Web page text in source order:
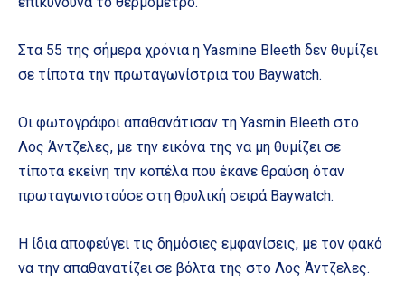
Στα 55 της σήμερα χρόνια η Yasmine Bleeth δεν θυμίζει
σε τίποτα την πρωταγωνίστρια του Baywatch.
Οι φωτογράφοι απαθανάτισαν τη Yasmin Bleeth στο
Λος Άντζελες, με την εικόνα της να μη θυμίζει σε
τίποτα εκείνη την κοπέλα που έκανε θραύση όταν
πρωταγωνιστούσε στη θρυλική σειρά Baywatch.
Η ίδια αποφεύγει τις δημόσιες εμφανίσεις, με τον φακό
να την απαθανατίζει σε βόλτα της στο Λος Άντζελες.